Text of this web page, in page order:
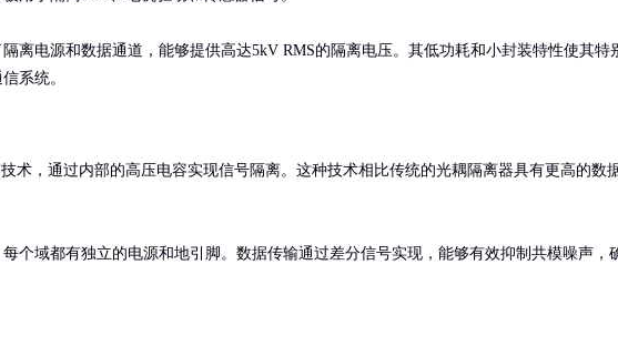
离电源和数据通道，能够提供高达5kV RMS的隔离电压。其低功耗和小封装特性使其特
系统。
术，通过内部的高压电容实现信号隔离。这种技术相比传统的光耦隔离器具有更高的数
个域都有独立的电源和地引脚。数据传输通过差分信号实现，能够有效抑制共模噪声，